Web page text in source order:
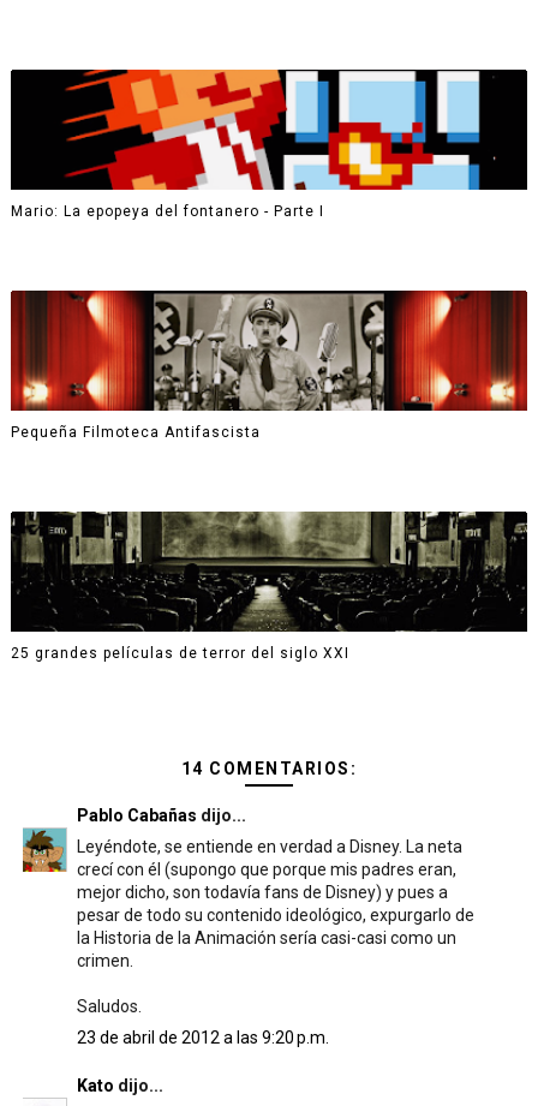
Mario: La epopeya del fontanero - Parte I
Pequeña Filmoteca Antifascista
25 grandes películas de terror del siglo XXI
14 COMENTARIOS:
Pablo Cabañas dijo...
Leyéndote, se entiende en verdad a Disney. La neta
crecí con él (supongo que porque mis padres eran,
mejor dicho, son todavía fans de Disney) y pues a
pesar de todo su contenido ideológico, expurgarlo de
la Historia de la Animación sería casi-casi como un
crimen.
Saludos.
23 de abril de 2012 a las 9:20 p.m.
Kato dijo...